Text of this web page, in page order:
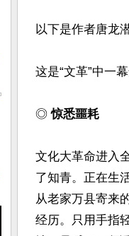
以下是作者唐龙
这是“文革”中一
◎ 惊悉噩耗
文化大革命进入
了知青。正在生
从老家万县寄来
经历。只用手指